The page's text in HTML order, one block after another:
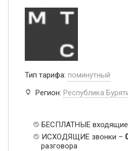
Тип тарифа: поминутный
Регион: Республика
БЕСПЛАТНЫЕ входящие
ИСХОДЯЩИЕ звонки –
разговора